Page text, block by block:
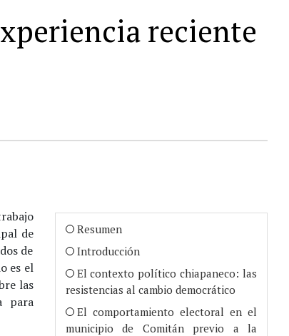
reciente
de
de
es el
las
para
Resumen
Introducción
El contexto político chiapaneco: las
resistencias al cambio democrático
El comportamiento electoral en el
municipio de Comitán previo a la